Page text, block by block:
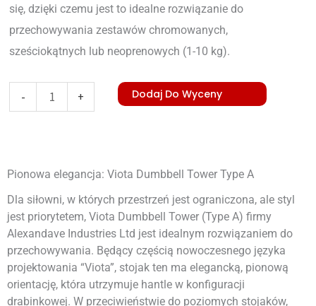
się, dzięki czemu jest to idealne rozwiązanie do
przechowywania zestawów chromowanych,
sześciokątnych lub neoprenowych (1-10 kg).
-
Viota
Type
A
+ Dodaj Do Wyceny
Pionowa elegancja: Viota Dumbbell Tower Type A
Dla siłowni, w których przestrzeń jest ograniczona, ale styl
jest priorytetem, Viota Dumbbell Tower (Type A) firmy
Alexandave Industries Ltd jest idealnym rozwiązaniem do
przechowywania. Będący częścią nowoczesnego języka
projektowania “Viota”, stojak ten ma elegancką, pionową
orientację, która utrzymuje hantle w konfiguracji
drabinkowej. W przeciwieństwie do poziomych stojaków,